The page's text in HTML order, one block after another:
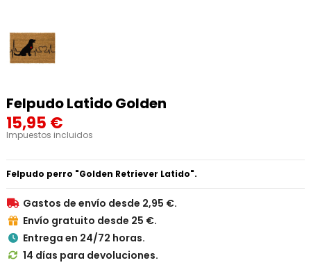
Felpudo Latido Golden
15,95 €
Impuestos incluidos
Felpudo perro "Golden Retriever Latido".
 Gastos de envío desde 2,95 €.
 Envío gratuito desde 25 €.
 Entrega en 24/72 horas.
 14 días para devoluciones.